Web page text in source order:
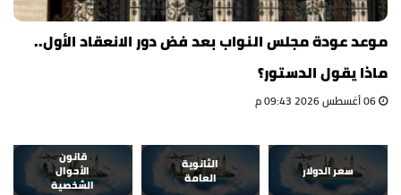
موعد عودة مجلس النواب بعد فض دور الانعقاد الأول..
ماذا يقول الدستور؟
سعر الدولار
الثانوية
العامة
قانون
الأحوال
الشخصية